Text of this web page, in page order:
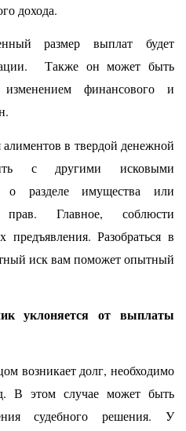
дохода.
размер выплат будет
Также он может быть
финансового и
в твердой денежной
с другими исковыми
о разделе имущества или
Главное, соблюсти
предъявления. Разобраться в
иск вам поможет опытный
уклоняется от выплаты
возникает долг, необходимо
В этом случае может быть
судебного решения. У